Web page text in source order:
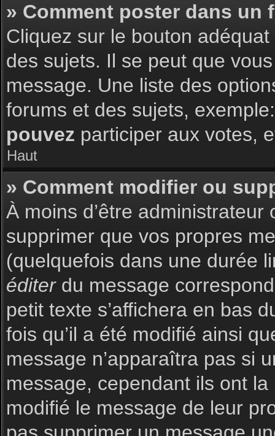
» Comment poster dans un
Cliquez sur le bouton
des sujets. Il se peut que
message. Une liste des
forums et des sujets,
pouvez participer aux votes,
Haut
» Comment modifier ou
À moins d’être
supprimer que vos propres
(quelquefois dans une durée
éditerdu message
petit texte s’affichera en bas
fois qu’il a été modifié ainsi
message n’apparaîtra pas si
message, cependant ils ont
modifié le message de leur